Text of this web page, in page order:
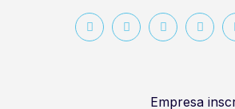
Empresa